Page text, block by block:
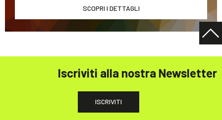
SCOPRI I DETTAGLI
Iscriviti alla nostra Newsletter
ISCRIVITI